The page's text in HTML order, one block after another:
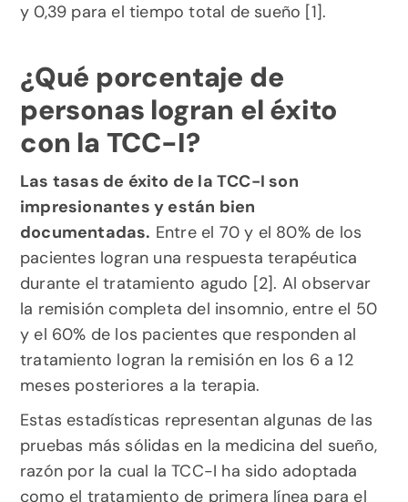
y 0,39 para el tiempo total de sueño [1].
¿Qué porcentaje de
personas logran el éxito
con la TCC-I?
Las tasas de éxito de la TCC-I son
impresionantes y están bien
documentadas. Entre el 70 y el 80% de los
pacientes logran una respuesta terapéutica
durante el tratamiento agudo [2]. Al observar
la remisión completa del insomnio, entre el 50
y el 60% de los pacientes que responden al
tratamiento logran la remisión en los 6 a 12
meses posteriores a la terapia.
Estas estadísticas representan algunas de las
pruebas más sólidas en la medicina del sueño,
razón por la cual la TCC-I ha sido adoptada
como el tratamiento de primera línea para el